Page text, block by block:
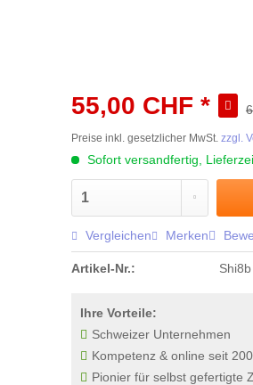
55,00 CHF *
Preise inkl. gesetzlicher MwSt. zzgl.
Sofort versandfertig,
Vergleichen Merken
Artikel-Nr.: Shi8b
Ihre Vorteile:
Schweizer Unternehmen
Kompetenz & online seit
Pionier für selbst gefertigte